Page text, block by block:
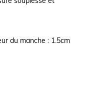
du manche : 1.5cm